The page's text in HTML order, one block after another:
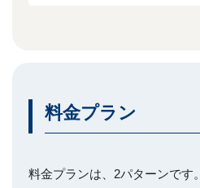
料金プラン
料金プランは、2パターンです。